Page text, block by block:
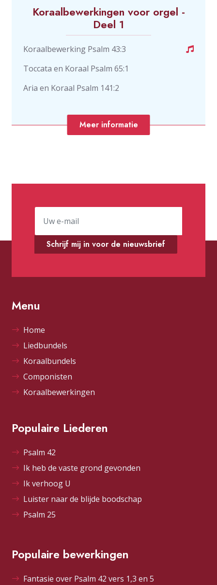
Koraalbewerkingen voor orgel -
Deel 1
Koraalbewerking Psalm 43:3
Toccata en Koraal Psalm 65:1
Aria en Koraal Psalm 141:2
Meer informatie
Schrijf mij in voor de nieuwsbrief
Menu
Home
Liedbundels
Koraalbundels
Componisten
Koraalbewerkingen
Populaire Liederen
Psalm 42
Ik heb de vaste grond gevonden
Ik verhoog U
Luister naar de blijde boodschap
Psalm 25
Populaire bewerkingen
Fantasie over Psalm 42 vers 1,3 en 5